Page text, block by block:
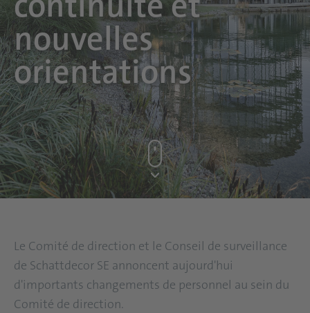
nouvelles
orientations
Le Comité de direction et le Conseil de surveillance
de Schattdecor SE annoncent aujourd'hui
d'importants changements de personnel au sein du
Comité de direction.